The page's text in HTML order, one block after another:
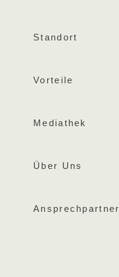
Standort
Vorteile
Mediathek
Über Uns
Ansprechpartner